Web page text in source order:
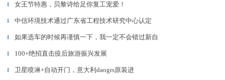
▎ 女王节特惠，贝黎诗给足你复工宠爱！
▎ 中信环境技术通过广东省工程技术研究中心认定
▎ 如果选车的时候再谨慎一下，我一定不会错过新自
▎ 100+绝招直击疫后旅游振兴发展
▎ 卫星喷淋+自动开门，意大利daogrs原装进